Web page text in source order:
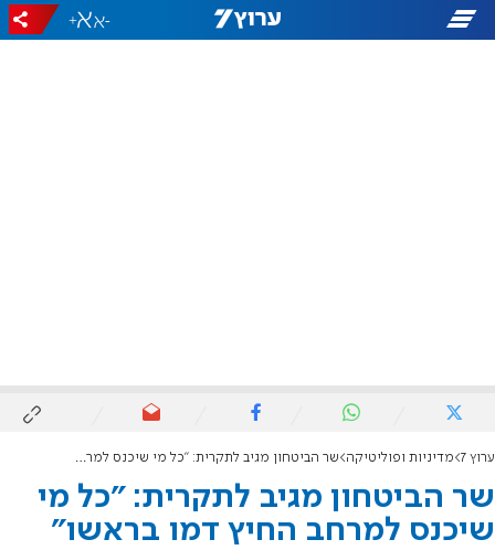
-
+
ערוץ 7 מדיניות ופוליטיקה שר הביטחון מגיב לתקרית: "כל מי שיכנס למרחב החיץ דמו בראשו"
שר הביטחון מגיב לתקרית: "כל מי
שיכנס למרחב החיץ דמו בראשו"